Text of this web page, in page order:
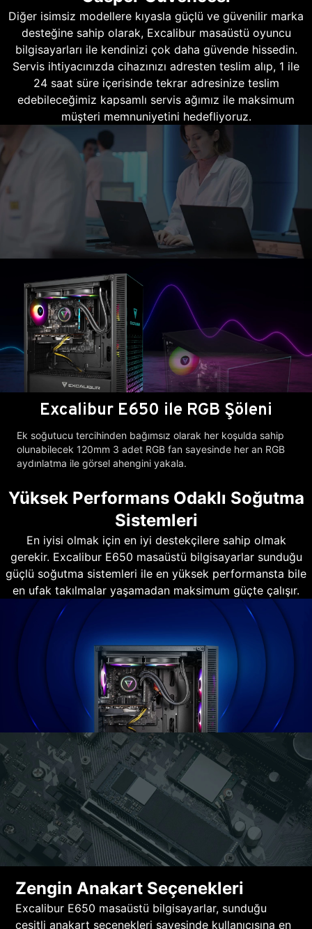
Diğer isimsiz modellere kıyasla güçlü ve güvenilir marka
desteğine sahip olarak, Excalibur masaüstü oyuncu
bilgisayarları ile kendinizi çok daha güvende hissedin.
Servis ihtiyacınızda cihazınızı adresten teslim alıp, 1 ile
24 saat süre içerisinde tekrar adresinize teslim
edebileceğimiz kapsamlı servis ağımız ile maksimum
müşteri memnuniyetini hedefliyoruz.
Excalibur E650 ile RGB Şöleni
Ek soğutucu tercihinden bağımsız olarak her koşulda sahip
olunabilecek 120mm 3 adet RGB fan sayesinde her an RGB
aydınlatma ile görsel ahengini yakala.
Yüksek Performans Odaklı Soğutma
Sistemleri
En iyisi olmak için en iyi destekçilere sahip olmak
gerekir. Excalibur E650 masaüstü bilgisayarlar sunduğu
güçlü soğutma sistemleri ile en yüksek performansta bile
en ufak takılmalar yaşamadan maksimum güçte çalışır.
Zengin Anakart Seçenekleri
Excalibur E650 masaüstü bilgisayarlar, sunduğu
çeşitli anakart seçenekleri sayesinde kullanıcısına en